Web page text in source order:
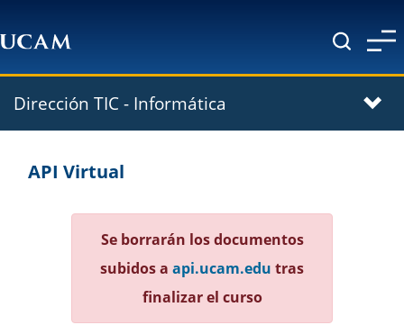
Dirección TIC - Informática
API Virtual
Se borrarán los documentos
subidos a api.ucam.edu tras
finalizar el curso